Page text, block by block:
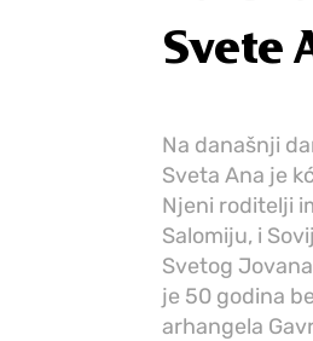
Svete
Na današnji
Sveta Ana je
Njeni roditelji
Salomiju, i
Svetog
je 50 godina
arhangela